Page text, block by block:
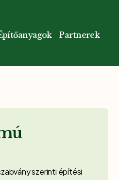
Partnerek
szerinti építési